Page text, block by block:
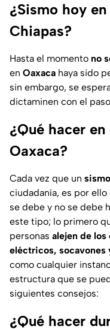
¿Sismo hoy
Chiapas?
Hasta el momento no
en Oaxaca haya sido
sin embargo, se
dictaminen con el
¿Qué hacer
Oaxaca?
Cada vez que un sismo
ciudadanía, es por
se debe y no se debe
este tipo; lo primero
personas alejen de
eléctricos, socavones
como cualquier
estructura que se
siguientes consejos:
¿Qué hacer